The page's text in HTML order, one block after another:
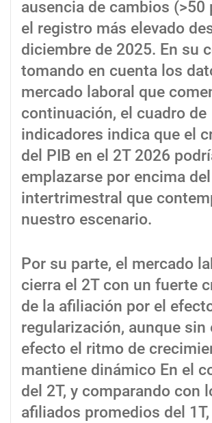
ausencia de cambios (>50
el registro más elevado
diciembre de 2025. En su
tomando en cuenta los
mercado laboral que
continuación, el cuadro de
indicadores indica que el
del PIB en el 2T 2026
emplazarse por encima del
intertrimestral que
nuestro escenario.
Por su parte, el mercado
cierra el 2T con un fuerte
de la afiliación por el
regularización, aunque sin
efecto el ritmo de
mantiene dinámico En el
del 2T, y comparando con
afiliados promedios del